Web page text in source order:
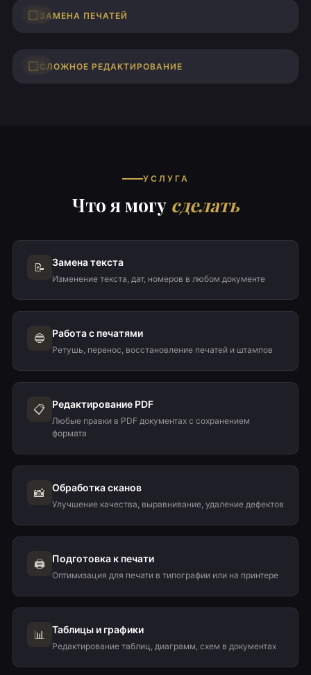
ЗАМЕНА ПЕЧАТЕЙ
ДО
СЛОЖНОЕ РЕДАКТИРОВАНИЕ
ДО
УСЛУГА
Что я могу сделать
📝 Замена текста
Изменение текста, дат, номеров в любом документе
🔵 Работа с печатями
Ретушь, перенос, восстановление печатей и штампов
📋 Редактирование PDF
Любые правки в PDF документах с сохранением
формата
📸 Обработка сканов
Улучшение качества, выравнивание, удаление дефектов
🖨️ Подготовка к печати
Оптимизация для печати в типографии или на принтере
📊 Таблицы и графики
Редактирование таблиц, диаграмм, схем в документах